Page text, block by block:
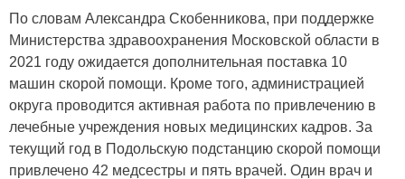
По словам Александра Скобенникова, при поддержке
Министерства здравоохранения Московской области в
2021 году ожидается дополнительная поставка 10
машин скорой помощи. Кроме того, администрацией
округа проводится активная работа по привлечению в
лечебные учреждения новых медицинских кадров. За
текущий год в Подольскую подстанцию скорой помощи
привлечено 42 медсестры и пять врачей. Один врач и